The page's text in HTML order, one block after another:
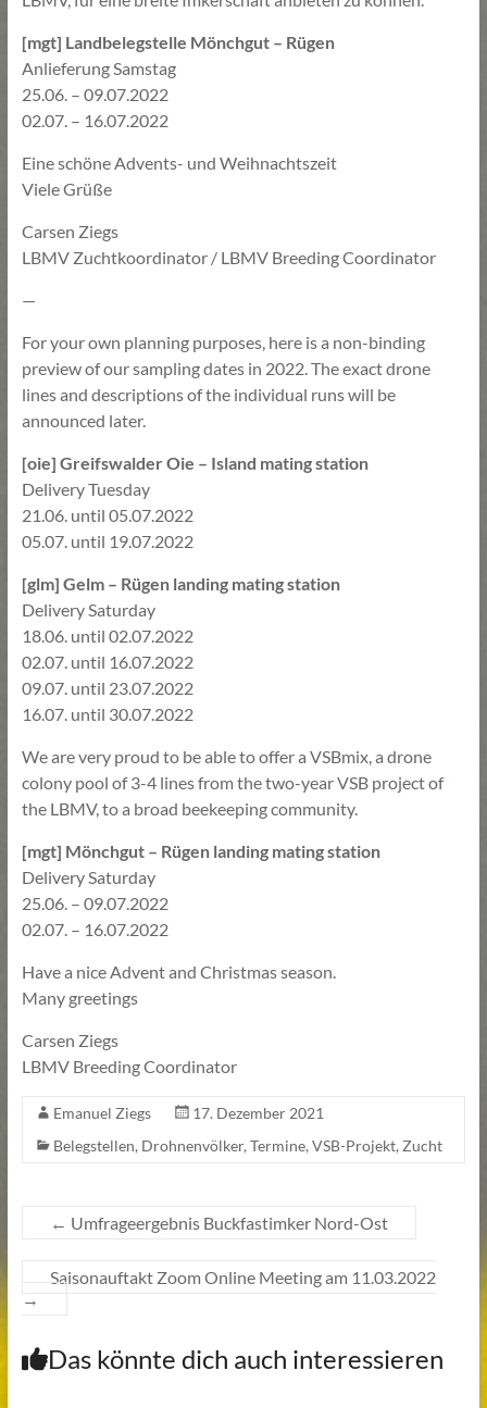
[mgt] Landbelegstelle Mönchgut – Rügen
Anlieferung Samstag
25.06. – 09.07.2022
02.07. – 16.07.2022
Eine schöne Advents- und Weihnachtszeit
Viele Grüße
Carsen Ziegs
LBMV Zuchtkoordinator / LBMV Breeding Coordinator
—
For your own planning purposes, here is a non-binding
preview of our sampling dates in 2022. The exact drone
lines and descriptions of the individual runs will be
announced later.
[oie] Greifswalder Oie – Island mating station
Delivery Tuesday
21.06. until 05.07.2022
05.07. until 19.07.2022
[glm] Gelm – Rügen landing mating station
Delivery Saturday
18.06. until 02.07.2022
02.07. until 16.07.2022
09.07. until 23.07.2022
16.07. until 30.07.2022
We are very proud to be able to offer a VSBmix, a drone
colony pool of 3-4 lines from the two-year VSB project of
the LBMV, to a broad beekeeping community.
[mgt] Mönchgut – Rügen landing mating station
Delivery Saturday
25.06. – 09.07.2022
02.07. – 16.07.2022
Have a nice Advent and Christmas season.
Many greetings
Carsen Ziegs
LBMV Breeding Coordinator
Emanuel Ziegs
17. Dezember 2021
Belegstellen, Drohnenvölker, Termine, VSB-Projekt, Zucht
← Umfrageergebnis Buckfastimker Nord-Ost
Saisonauftakt Zoom Online Meeting am 11.03.2022
→
Das könnte dich auch interessieren